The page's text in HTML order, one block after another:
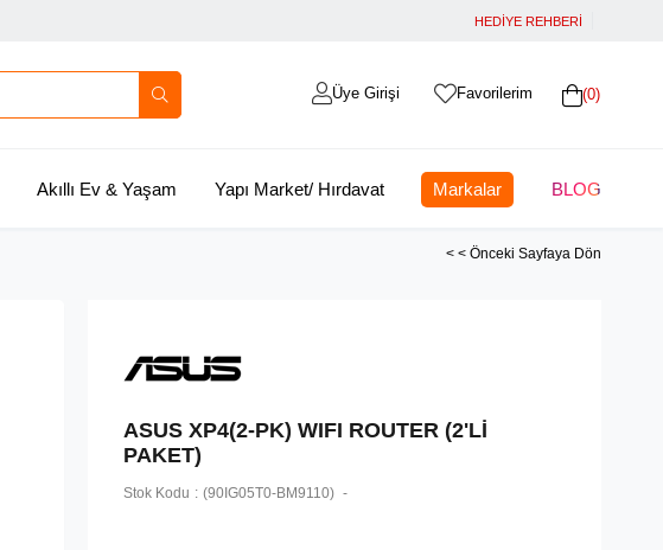
HEDİYE REHBERİ
0
Favorilerim
Üye Girişi
Akıllı Ev & Yaşam Yapı Market/ Hırdavat Markalar BLOG
< < Önceki Sayfaya Dön
ASUS XP4(2-PK) WIFI ROUTER (2'Lİ
PAKET)
Stok Kodu (90IG05T0-BM9110)